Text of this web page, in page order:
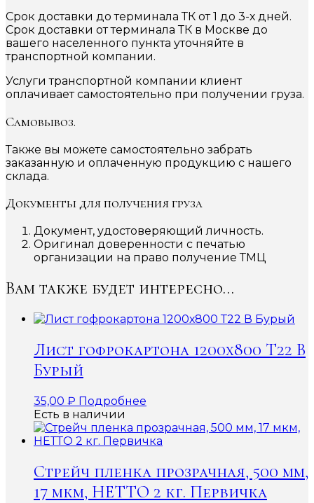
Срок доставки до терминала ТК от 1 до 3-х дней.
Срок доставки от терминала ТК в Москве до
вашего населенного пункта уточняйте в
транспортной компании.
Услуги транспортной компании клиент
оплачивает самостоятельно при получении груза.
Самовывоз.
Также вы можете самостоятельно забрать
заказанную и оплаченную продукцию с нашего
склада.
Документы для получения груза
Документ, удостоверяющий личность.
Оригинал доверенности с печатью
организации на право получение ТМЦ
Вам также будет интересно…
Лист гофрокартона 1200х800 Т22 В
Бурый
35,00 ₽ Подробнее
Есть в наличии
Стрейч пленка прозрачная, 500 мм,
17 мкм, НЕТТО 2 кг. Первичка